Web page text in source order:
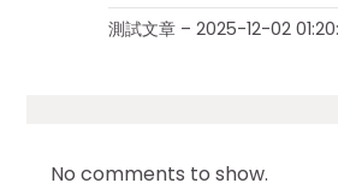
測試文章 – 2025-12-02
No comments to show.